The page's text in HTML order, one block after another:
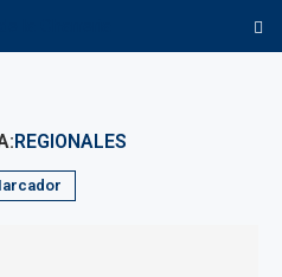
REGIONALES